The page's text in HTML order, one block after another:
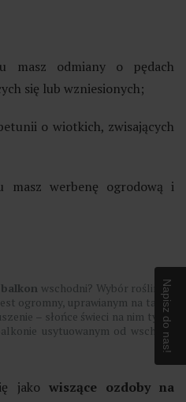
masz odmiany o pędach
się lub wzniesionych;
o wiotkich, zwisających
masz werbenę ogrodową i
wschodni? Wybór roślin na
ogromny, uprawianym na takim
– słońce świeci na nim tylko
usytuowanym od wschodu
jako wiszące ozdoby na
Napisz do nas!